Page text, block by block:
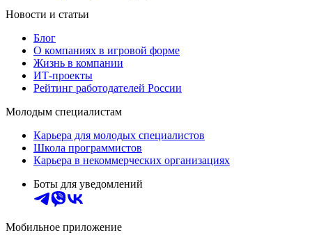
Новости и статьи
Блог
О компаниях в игровой форме
Жизнь в компании
ИТ-проекты
Рейтинг работодателей России
Молодым специалистам
Карьера для молодых специалистов
Школа программистов
Карьера в некоммерческих организациях
Боты для уведомлений
Мобильное приложение